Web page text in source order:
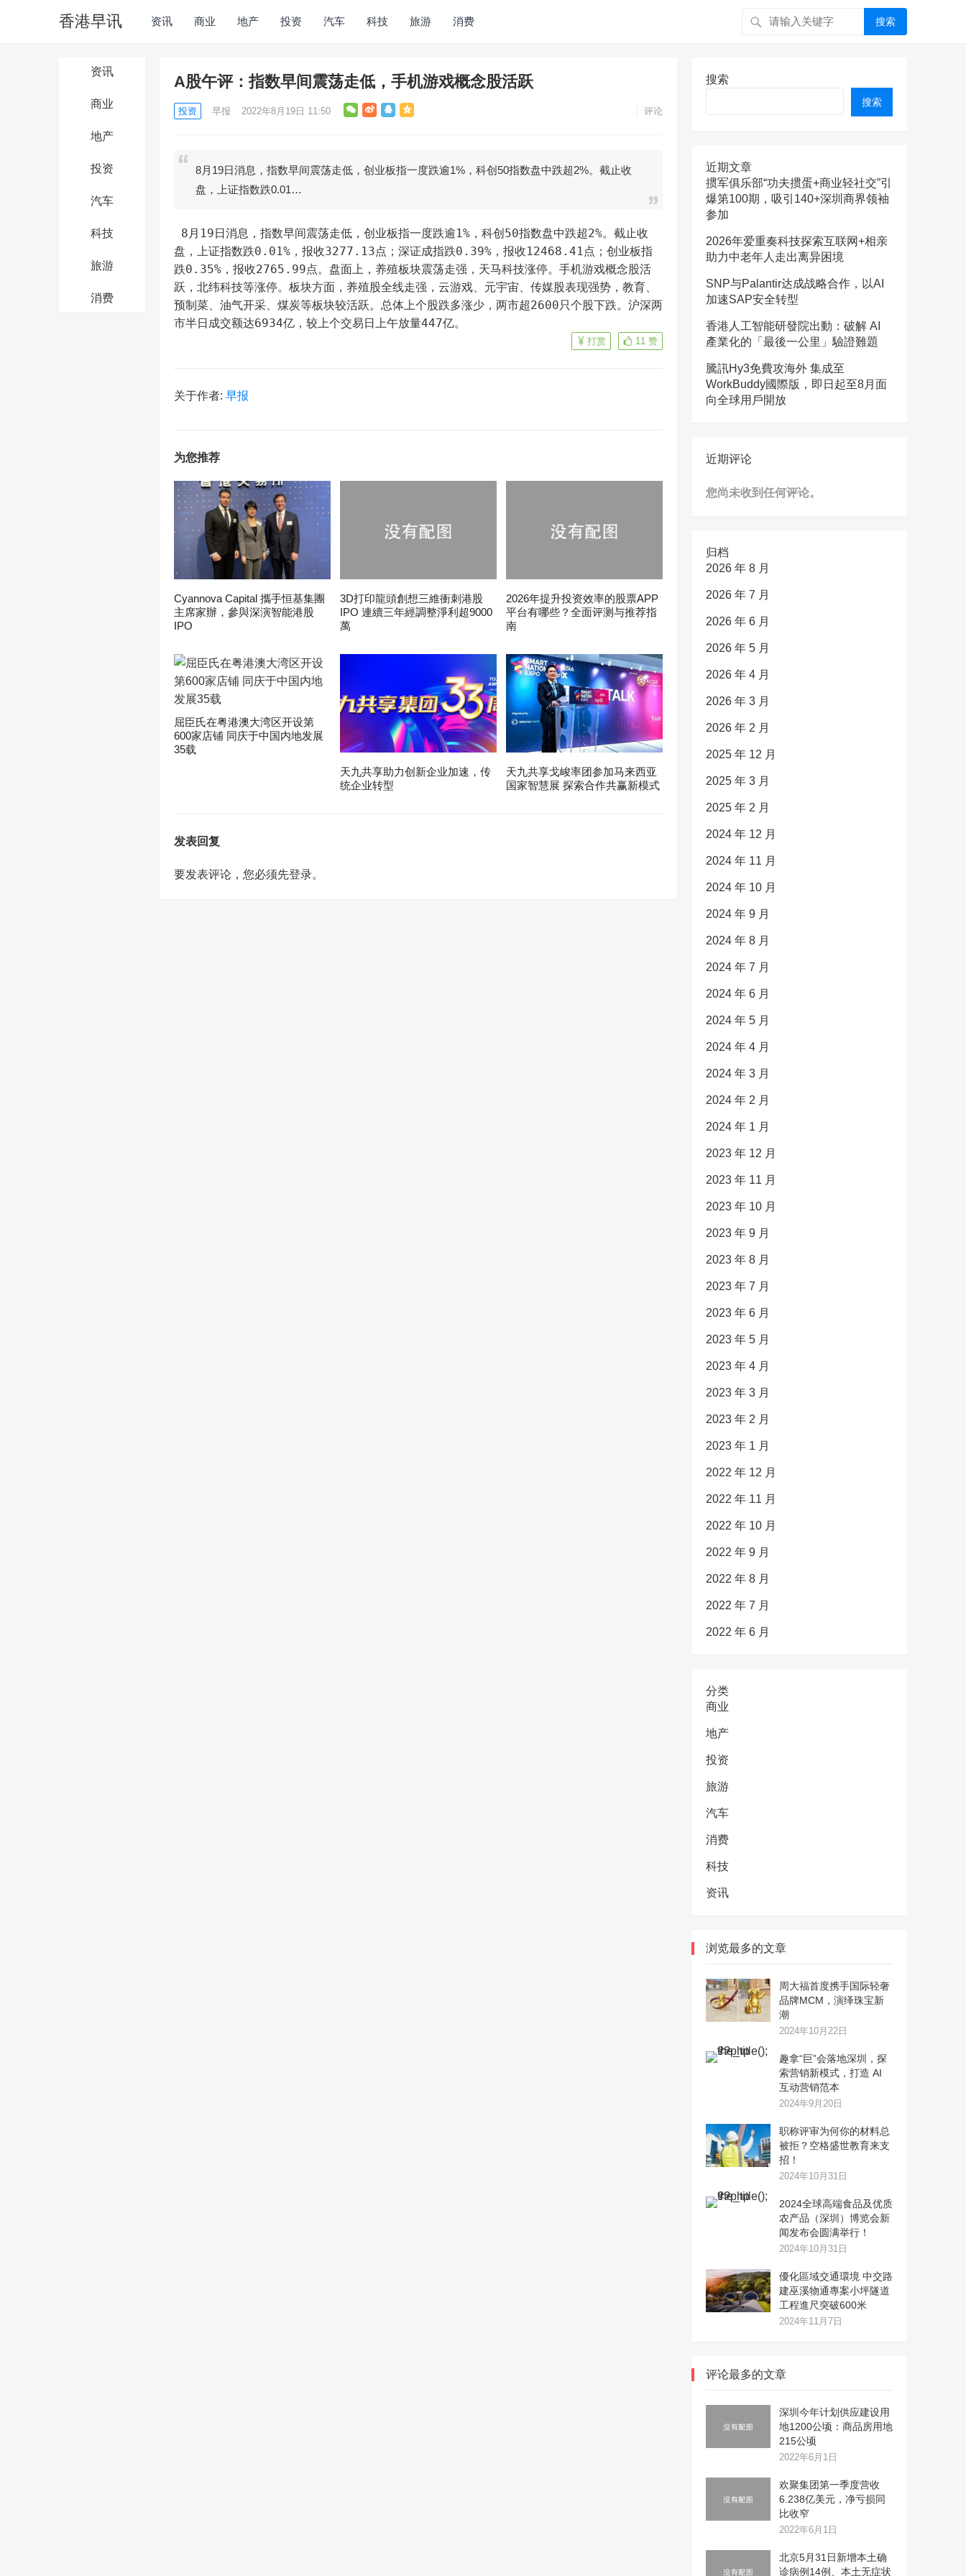
香港早讯 资讯 商业 地产 投资 汽车 科技 旅游 消费 搜索
资讯
商业
地产
投资
汽车
科技
旅游
消费
A股午评：指数早间震荡走低，手机游戏概念股活跃
投资 早报 2022年8月19日 11:50 评论
8月19日消息，指数早间震荡走低，创业板指一度跌逾1%，科创50指数盘中跌超2%。截止收
盘，上证指数跌0.01…
盘，上证指数跌0.01%，报收3277.13点；深证成指跌0.39%，报收12468.41点；创业板指
跌0.35%，报收2765.99点。盘面上，养殖板块震荡走强，天马科技涨停。手机游戏概念股活
跃，北纬科技等涨停。板块方面，养殖股全线走强，云游戏、元宇宙、传媒股表现强势，教育、
预制菜、油气开采、煤炭等板块较活跃。总体上个股跌多涨少，两市超2600只个股下跌。沪深两
市半日成交额达6934亿，较上个交易日上午放量447亿。
11 赞
打赏
关于作者: 早报
为您推荐
Cyannova Capital 攜手恒基集團
主席家辦，參與深演智能港股
IPO
3D打印龍頭創想三維衝刺港股
IPO 連續三年經調整淨利超9000
萬
2026年提升投资效率的股票APP
平台有哪些？全面评测与推荐指
南
屈臣氏在粤港澳大湾区开设第
600家店铺 同庆于中国内地发展
35载
天九共享助力创新企业加速，传
统企业转型
天九共享戈峻率团参加马来西亚
国家智慧展 探索合作共赢新模式
发表回复
要发表评论，您必须先登录。
搜索
搜索
近期文章
掼军俱乐部“功夫掼蛋+商业轻社交”引
爆第100期，吸引140+深圳商界领袖
参加
2026年爱重奏科技探索互联网+相亲
助力中老年人走出离异困境
SNP与Palantir达成战略合作，以AI
加速SAP安全转型
香港人工智能研發院出動：破解 AI
產業化的「最後一公里」驗證難題
騰訊Hy3免費攻海外 集成至
WorkBuddy國際版，即日起至8月面
向全球用戶開放
近期评论
您尚未收到任何评论。
归档
2026 年 8 月
2026 年 7 月
2026 年 6 月
2026 年 5 月
2026 年 4 月
2026 年 3 月
2026 年 2 月
2025 年 12 月
2025 年 3 月
2025 年 2 月
2024 年 12 月
2024 年 11 月
2024 年 10 月
2024 年 9 月
2024 年 8 月
2024 年 7 月
2024 年 6 月
2024 年 5 月
2024 年 4 月
2024 年 3 月
2024 年 2 月
2024 年 1 月
2023 年 12 月
2023 年 11 月
2023 年 10 月
2023 年 9 月
2023 年 8 月
2023 年 7 月
2023 年 6 月
2023 年 5 月
2023 年 4 月
2023 年 3 月
2023 年 2 月
2023 年 1 月
2022 年 12 月
2022 年 11 月
2022 年 10 月
2022 年 9 月
2022 年 8 月
2022 年 7 月
2022 年 6 月
分类
商业
地产
投资
旅游
汽车
消费
科技
资讯
浏览最多的文章
周大福首度携手国际轻奢
品牌MCM，演绎珠宝新
潮
2024年10月22日
趣拿“巨”会落地深圳，探
索营销新模式，打造 AI
互动营销范本
2024年9月20日
职称评审为何你的材料总
被拒？空格盛世教育来支
招！
2024年10月31日
2024全球高端食品及优质
农产品（深圳）博览会新
闻发布会圆满举行！
2024年10月31日
優化區域交通環境 中交路
建巫溪物通專案小坪隧道
工程進尺突破600米
2024年11月7日
评论最多的文章
深圳今年计划供应建设用
地1200公顷：商品房用地
215公顷
2022年6月1日
欢聚集团第一季度营收
6.238亿美元，净亏损同
比收窄
2022年6月1日
北京5月31日新增本土确
诊病例14例、本土无症状